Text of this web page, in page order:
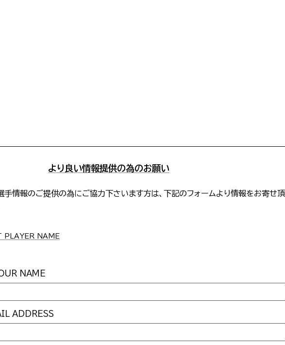
より良い情報提供の為のお願い
手情報のご提供の為にご協力下さいます方は、下記のフォームより情報をお寄せ頂
PLAYER NAME
NAME
ADDRESS